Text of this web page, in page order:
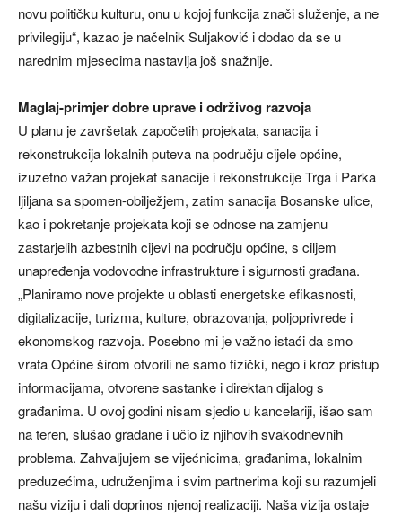
novu političku kulturu, onu u kojoj funkcija znači služenje, a ne
privilegiju“, kazao je načelnik Suljaković i dodao da se u
narednim mjesecima nastavlja još snažnije.
Maglaj-primjer dobre uprave i održivog razvoja
U planu je završetak započetih projekata, sanacija i
rekonstrukcija lokalnih puteva na području cijele općine,
izuzetno važan projekat sanacije i rekonstrukcije Trga i Parka
ljiljana sa spomen-obilježjem, zatim sanacija Bosanske ulice,
kao i pokretanje projekata koji se odnose na zamjenu
zastarjelih azbestnih cijevi na području općine, s ciljem
unapređenja vodovodne infrastrukture i sigurnosti građana.
„Planiramo nove projekte u oblasti energetske efikasnosti,
digitalizacije, turizma, kulture, obrazovanja, poljoprivrede i
ekonomskog razvoja. Posebno mi je važno istaći da smo
vrata Općine širom otvorili ne samo fizički, nego i kroz pristup
informacijama, otvorene sastanke i direktan dijalog s
građanima. U ovoj godini nisam sjedio u kancelariji, išao sam
na teren, slušao građane i učio iz njihovih svakodnevnih
problema. Zahvaljujem se vijećnicima, građanima, lokalnim
preduzećima, udruženjima i svim partnerima koji su razumjeli
našu viziju i dali doprinos njenoj realizaciji. Naša vizija ostaje